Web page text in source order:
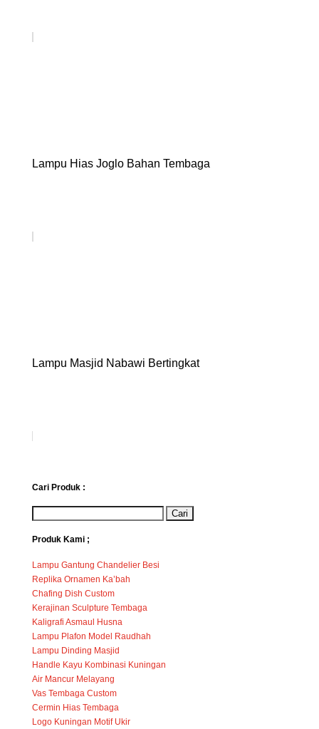
Lampu Hias Joglo Bahan Tembaga
Lampu Masjid Nabawi Bertingkat
Cari Produk :
Produk Kami ;
Lampu Gantung Chandelier Besi
Replika Ornamen Ka’bah
Chafing Dish Custom
Kerajinan Sculpture Tembaga
Kaligrafi Asmaul Husna
Lampu Plafon Model Raudhah
Lampu Dinding Masjid
Handle Kayu Kombinasi Kuningan
Air Mancur Melayang
Vas Tembaga Custom
Cermin Hias Tembaga
Logo Kuningan Motif Ukir